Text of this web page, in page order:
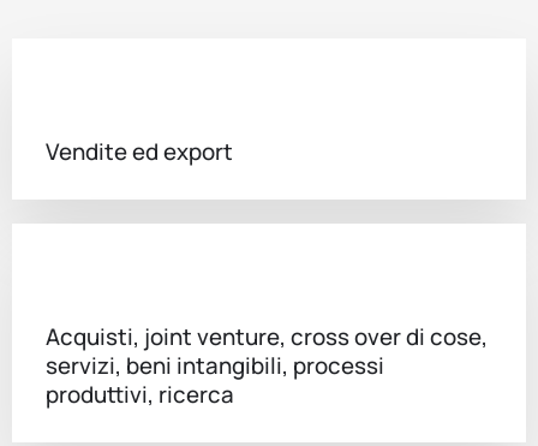
Vendite ed export
Acquisti, joint venture, cross over di cose,
servizi, beni intangibili, processi
produttivi, ricerca